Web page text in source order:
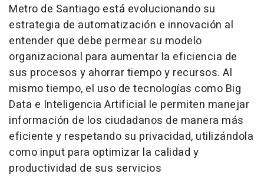
Metro de Santiago está evolucionando su
estrategia de automatización e innovación al
entender que debe permear su modelo
organizacional para aumentar la eficiencia de
sus procesos y ahorrar tiempo y recursos. Al
mismo tiempo, el uso de tecnologías como Big
Data e Inteligencia Artificial le permiten manejar
información de los ciudadanos de manera más
eficiente y respetando su privacidad, utilizándola
como input para optimizar la calidad y
productividad de sus servicios